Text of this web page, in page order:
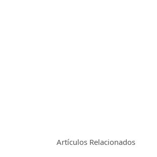
Artículos Relacionados